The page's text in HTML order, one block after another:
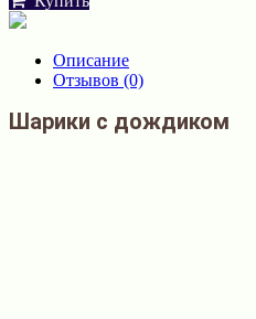
Описание
Отзывов (0)
Шарики с дождиком